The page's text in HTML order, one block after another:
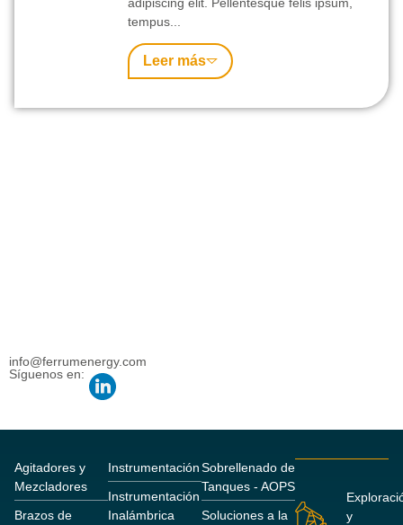
tempus...
Leer más
info@ferrumenergy.com
Síguenos en:
Agitadores y
Mezcladores
Brazos de
Instrumentación
Instrumentación
Inalámbrica
Sobrellenado de
Tanques - AOPS
Soluciones a la
y